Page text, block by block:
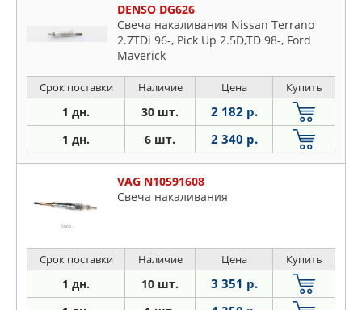
DENSO DG626
Свеча накаливания Nissan Terrano
2.7TDi 96-, Pick Up 2.5D,TD 98-, Ford
Maverick
Срок поставки Наличие Цена Купить
1 дн. 30 шт. 2 182 р.
1 дн. 6 шт. 2 340 р.
VAG N10591608
Свеча накаливания
Срок поставки Наличие Цена Купить
1 дн. 10 шт. 3 351 р.